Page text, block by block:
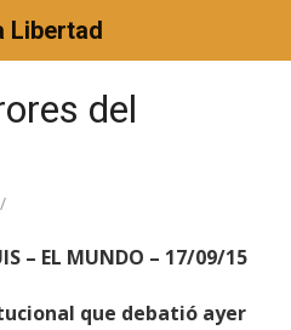
Libertad
del
/
– EL MUNDO – 17/09/15
que debatió ayer